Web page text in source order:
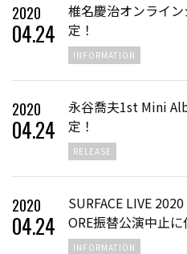
2020
04.24
椎名慶治オンライ
定！
INFORMATION
2020
04.24
永谷喬夫1st Mini
定！
RELEASE
2020
04.24
SURFACE LIVE
ORE振替公演中止
INFORMATION